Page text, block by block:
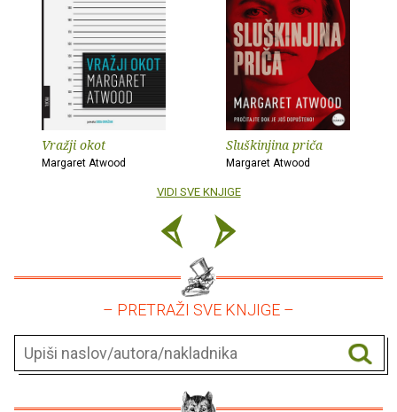
Vražji okot
Margaret Atwood
Sluškinjina priča
Margaret Atwood
VIDI SVE KNJIGE
– PRETRAŽI SVE KNJIGE –